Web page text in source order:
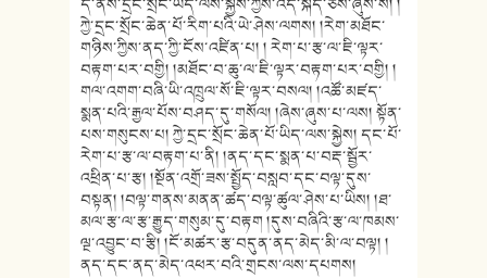
ཀྱེ་དྲང་སྲོང་ཆེན་པོ་རིག་པའི་ཡེ་ཤེས་ལགས། །རེག་མཐོང་
གཉིས་ཀྱིས་ནད་ཀྱི་ངོས་འཛིན་པ། ། རེག་པ་རྩ་ལ་ཇི་ལྟར་
བརྟག་པར་བགྱི། །མཐོང་བ་ཆུ་ལ་ཇི་ལྟར་བརྟག་པར་བགྱི། །
གལ་འགག་བཞི་ཡི་འཁྲུལ་སོ་ཇི་ལྟར་བསལ། །འཚོ་མཛད་
སྨན་པའི་རྒྱལ་པོས་བཤད་དུ་གསོལ། །ཞེས་ཞུས་པ་ལས། སྟོན་
པས་གསུངས་པ། ཀྱེ་དྲང་སྲོང་ཆེན་པོ་ཡིད་ལས་སྐྱེས། དང་པོ་
རེག་པ་རྩ་ལ་བརྟག་པ་ནི། །ནད་དང་སྨན་པ་བརྡ་སྦྱོར་
འཕྲིན་པ་རྩ། །སྔོན་འགྲོ་ཟས་སྤྱོད་བསླབ་དང་བལྟ་དུས་
བསྟན། །བལྟ་གནས་མནན་ཚད་བལྟ་ཚུལ་ཤེས་པ་ཡིས། །ཐ་
མལ་རྩ་ལ་རྩ་རྒྱུད་གསུམ་དུ་བརྟག །དུས་བཞིའི་རྩ་ལ་ཁམས་
ལྔ་འབྱུང་བ་རྩི། །ངོ་མཚར་རྩ་བདུན་ནད་མེད་མི་ལ་བལྟ། །
ནད་དང་ནད་མེད་འཕར་བའི་གྲངས་ལས་དཔགས།